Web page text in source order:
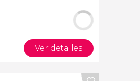
Ver detalles